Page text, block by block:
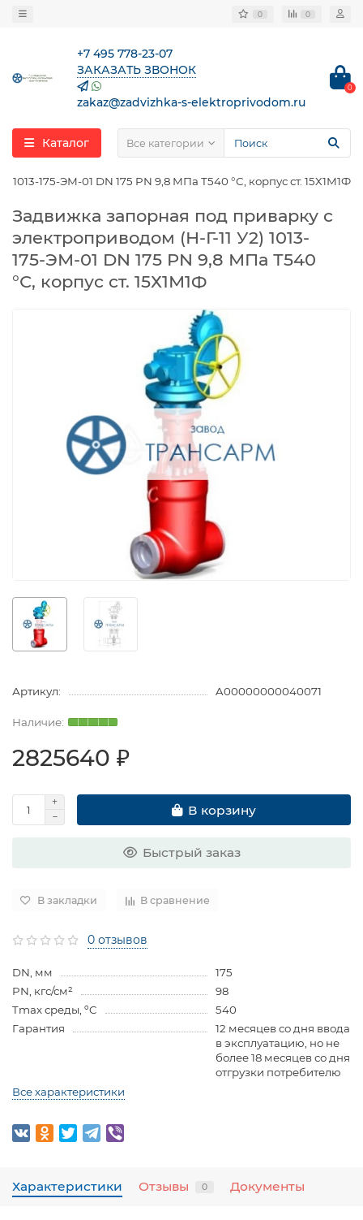
0 0
+7 495 778-23-07
ЗАКАЗАТЬ ЗВОНОК
zakaz@zadvizhka-s-elektroprivodom.ru
0
Каталог Все категории
175-ЭМ-01 DN 175 PN 9,8 МПа Т540 °С, корпус ст. 15Х1М1Ф
Задвижка запорная под приварку с
электроприводом (Н-Г-11 У2) 1013-
175-ЭМ-01 DN 175 PN 9,8 МПа Т540
°С, корпус ст. 15Х1М1Ф
Артикул: A00000000040071
2825640 ₽
В корзину
Быстрый заказ
В закладки В сравнение
0 отзывов
DN, мм
175
PN, кгс/см²
98
Tmax среды, ºC
540
Гарантия
12 месяцев со дня ввода
в эксплуатацию, но не
более 18 месяцев со дня
отгрузки потребителю
Все характеристики
Характеристики Отзывы 0 Документы